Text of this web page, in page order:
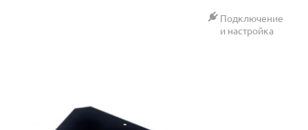
Подключение
и настройка